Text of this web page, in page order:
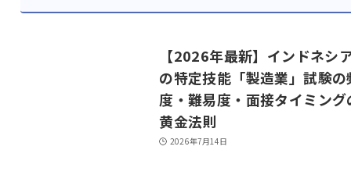
【2026年最新】インドネシ
の特定技能「製造業」試験の
度・難易度・面接タイミング
黄金法則
2026年7月14日